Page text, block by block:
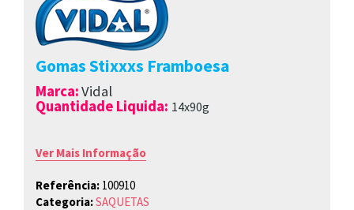
Gomas Stixxxs Framboesa
Marca:Vidal
Quantidade Liquida: 14x90g
Ver Mais Informação
Referência: 100910
Categoria:SAQUETAS